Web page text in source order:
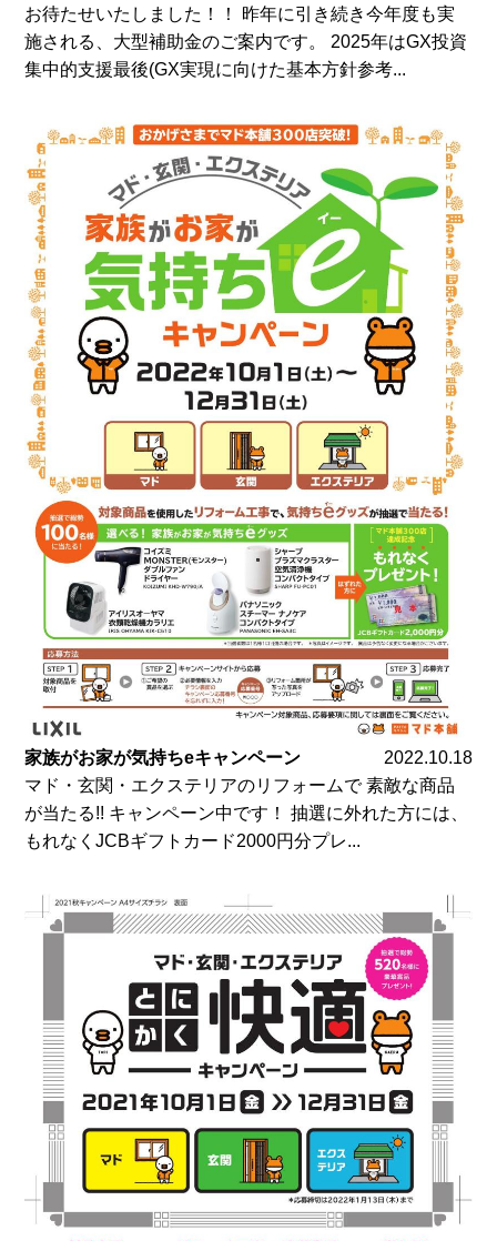
お待たせいたしました！！ 昨年に引き続き今年度も実
施される、大型補助金のご案内です。 2025年はGX投資
集中的支援最後(GX実現に向けた基本方針参考...
家族がお家が気持ちeキャンペーン
2022.10.18
マド・玄関・エクステリアのリフォームで 素敵な商品
が当たる!! キャンペーン中です！ 抽選に外れた方には、
もれなくJCBギフトカード2000円分プレ...